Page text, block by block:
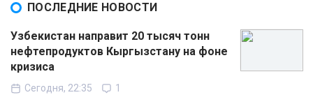
ПОСЛЕДНИЕ НОВОСТИ
Узбекистан направит 20 тысяч тонн
нефтепродуктов Кыргызстану на фоне
кризиса
Сегодня, 22:35 1